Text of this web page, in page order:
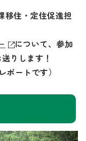
移住・定住促進担
について、参加
りします！
ポートです）